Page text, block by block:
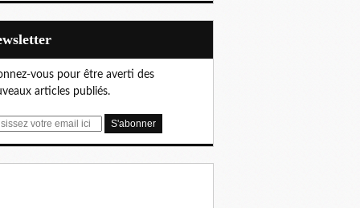
vous pour être averti des
articles publiés.